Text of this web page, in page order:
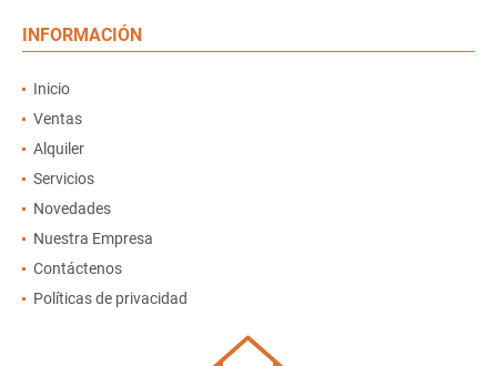
INFORMACIÓN
Inicio
Ventas
Alquiler
Servicios
Novedades
Nuestra Empresa
Contáctenos
Políticas de privacidad